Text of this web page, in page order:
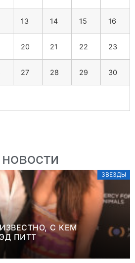
13 14 15 16
20 21 22 23
27 28 29 30
ЗВЕЗДЫ
С КЕМ
ПИТТ